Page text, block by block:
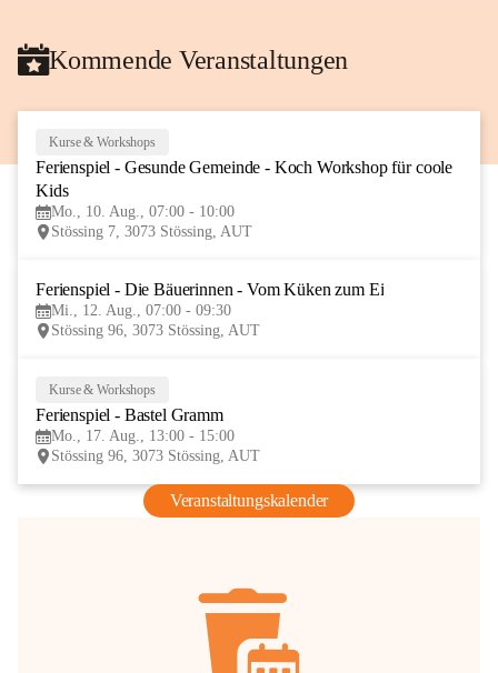
Kommende Veranstaltungen
AUG
Kurse & Workshops
Ferienspiel - Gesunde Gemeinde - Koch Workshop für coole
Kids
Mo., 10. Aug., 07:00 - 10:00
Stössing 7, 3073 Stössing, AUT
Ferienspiel - Die Bäuerinnen - Vom Küken zum Ei
Mi., 12. Aug., 07:00 - 09:30
Stössing 96, 3073 Stössing, AUT
Kurse & Workshops
Ferienspiel - Bastel Gramm
Mo., 17. Aug., 13:00 - 15:00
Stössing 96, 3073 Stössing, AUT
Veranstaltungskalender